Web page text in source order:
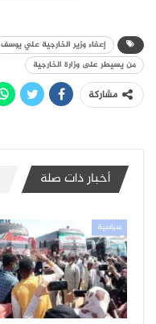
إعفاء وزير الخارجية علي يوسف
من يسيطر على وزارة الخارجية
مشاركة
أخبار ذات صلة
سياسية